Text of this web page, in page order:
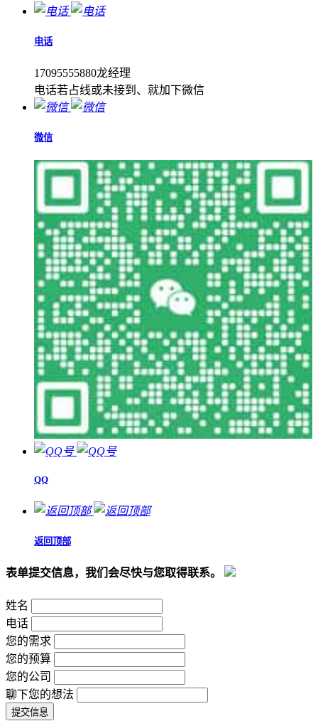
电话
17095555880龙经理
电话若占线或未接到、就加下微信
微信
QQ
返回顶部
表单提交信息，我们会尽快与您取得联系。
姓名
电话
您的需求
您的预算
您的公司
聊下您的想法